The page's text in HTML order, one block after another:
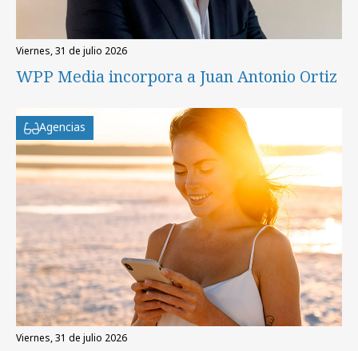
viernes, 31 de julio 2026
WPP Media incorpora a Juan Antonio Ortiz
Agencias
viernes, 31 de julio 2026